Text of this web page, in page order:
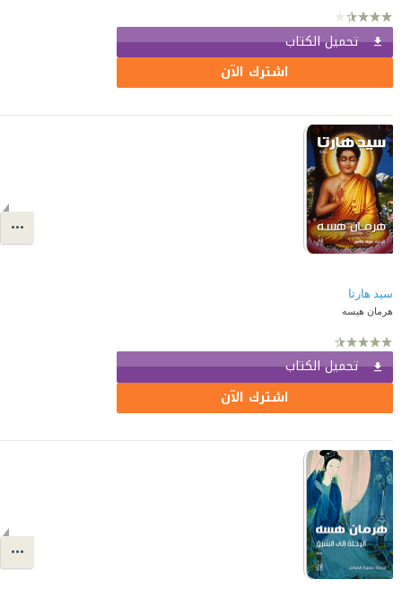
تحميل الكتاب
اشترك الآن
سيد هارتا
هرمان هيسه
تحميل الكتاب
اشترك الآن